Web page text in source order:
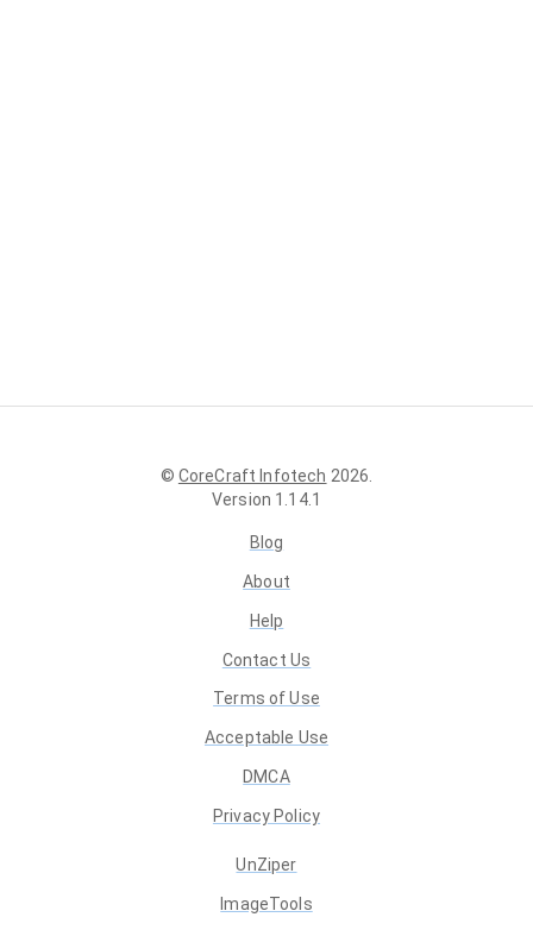
© CoreCraft Infotech 2026
Version 1.14.1
Blog
About
Help
Contact Us
Terms of Use
Acceptable Use
DMCA
Privacy Policy
UnZiper
ImageTools